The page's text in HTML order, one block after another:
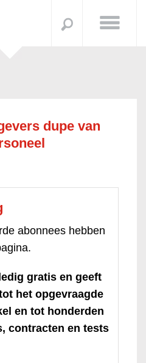
dupe van
abonnees hebben
gratis en geeft
het opgevraagde
en tot honderden
contracten en tests